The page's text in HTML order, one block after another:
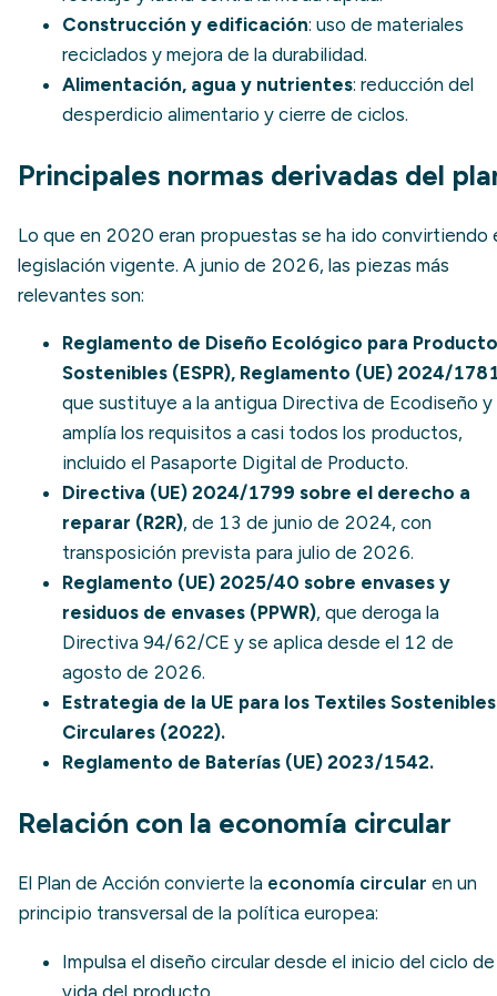
Construcción y edificación: uso de materiales
reciclados y mejora de la durabilidad.
Alimentación, agua y nutrientes: reducción del
desperdicio alimentario y cierre de ciclos.
Principales normas derivadas del
Lo que en 2020 eran propuestas se ha ido convirtiendo
legislación vigente. A junio de 2026, las piezas más
relevantes son:
Reglamento de Diseño Ecológico para
Sostenibles (ESPR), Reglamento (UE) 2024/
que sustituye a la antigua Directiva de Ecodiseño y
amplía los requisitos a casi todos los productos,
incluido el Pasaporte Digital de Producto.
Directiva (UE) 2024/1799 sobre el derecho a
reparar (R2R), de 13 de junio de 2024, con
transposición prevista para julio de 2026.
Reglamento (UE) 2025/40 sobre envases y
residuos de envases (PPWR), que deroga la
Directiva 94/62/CE y se aplica desde el 12 de
agosto de 2026.
Estrategia de la UE para los Textiles
Circulares (2022).
Reglamento de Baterías (UE) 2023/1542.
Relación con la economía circular
El Plan de Acción convierte la economía circular en un
principio transversal de la política europea:
Impulsa el diseño circular desde el inicio del ciclo de